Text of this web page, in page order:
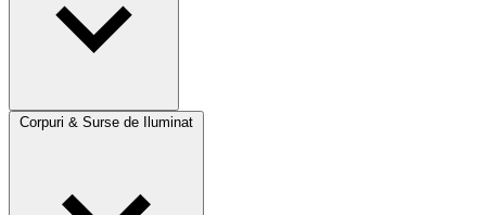
Corpuri & Surse de Iluminat